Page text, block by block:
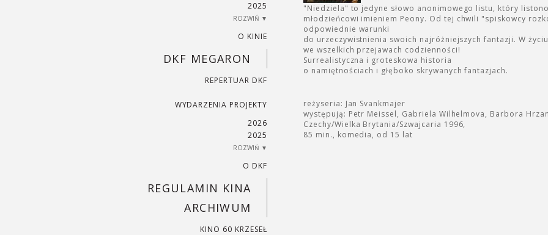
2025
2024
2023
2022
2021
2020
2019
2018
2017
2016
2015
2014
2013
2012
2011
2010
2009
2008
2007
2006
2005
2004
O KINIE
DKF MEGARON
REPERTUAR DKF
WYDARZENIA PROJEKTY
2026
2025
2024
2023
2022
2021
2020
2019
2018
2017
2016
2015
2014
2013
2012
2011
2010
2009
2008
2007
O DKF
REGULAMIN KINA
ARCHIWUM
KINO 60 KRZESEŁ
"Niedziela" to jedyne słowo anonimowego listu, który
młodzieńcowi imieniem Peony. Od tej chwili "spiskowcy
odpowiednie warunki
do urzeczywistnienia swoich najróżniejszych fantazji. W
we wszelkich przejawach codzienności!
Surrealistyczna i groteskowa historia
o namiętnościach i głęboko skrywanych fantazjach.
reżyseria: Jan Svankmajer
występują: Petr Meissel, Gabriela Wilhelmova, Barbora
Czechy/Wielka Brytania/Szwajcaria 1996,
85 min., komedia, od 15 lat